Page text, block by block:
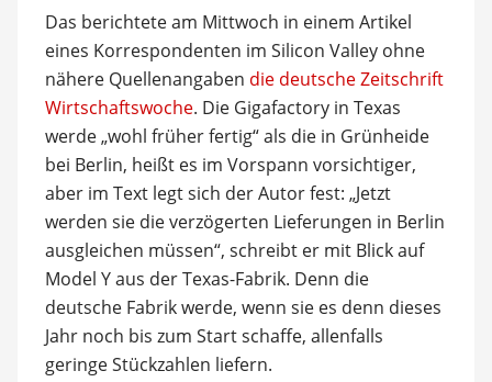
Das berichtete am Mittwoch in einem Artikel
eines Korrespondenten im Silicon Valley ohne
nähere Quellenangaben die deutsche Zeitschrift
Wirtschaftswoche. Die Gigafactory in Texas
werde „wohl früher fertig“ als die in Grünheide
bei Berlin, heißt es im Vorspann vorsichtiger,
aber im Text legt sich der Autor fest: „Jetzt
werden sie die verzögerten Lieferungen in Berlin
ausgleichen müssen“, schreibt er mit Blick auf
Model Y aus der Texas-Fabrik. Denn die
deutsche Fabrik werde, wenn sie es denn dieses
Jahr noch bis zum Start schaffe, allenfalls
geringe Stückzahlen liefern.